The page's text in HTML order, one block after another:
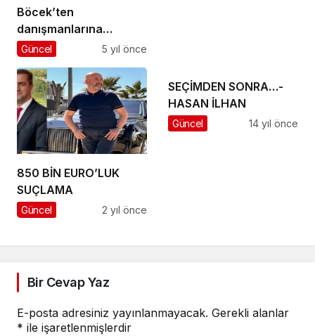
Böcek’ten
danışmanlarına
projelerin hızla
Güncel 5 yıl önce
850 BİN EURO’LUK
SUÇLAMA
Güncel 2 yıl önce
SEÇİMDEN SONRA…-
HASAN İLHAN
Güncel 14 yıl önce
Bir Cevap Yaz
E-posta adresiniz yayınlanmayacak. Gerekli alanlar
* ile işaretlenmişlerdir